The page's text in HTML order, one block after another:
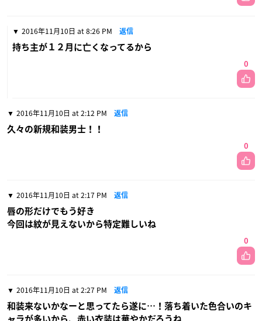
2016年11月10日 at 8:26 PM 返信
持ち主が１２月に亡くなってるから
0
2016年11月10日 at 2:12 PM 返信
久々の新規和装男士！！
0
2016年11月10日 at 2:17 PM 返信
唇の形だけでもう好き
今回は紋が見えないから特定難しいね
0
2016年11月10日 at 2:27 PM 返信
和装来ないかなーと思ってたら遂に…！落ち着いた色合いのキ
ャラが多いから、赤い衣装は華やかだろうね